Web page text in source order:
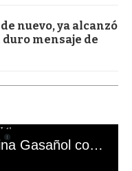
nuevo, ya alcanzó
duro mensaje de
El mal momento de Yanina Gasañol con un hincha argentino en "Subrayado"